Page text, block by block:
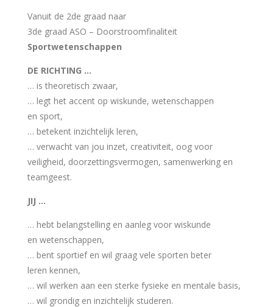
Vanuit de 2de graad naar
3de graad ASO – Doorstroomfinaliteit
Sportwetenschappen
DE RICHTING …
… is theoretisch zwaar,
… legt het accent op wiskunde, wetenschappen
en sport,
… betekent inzichtelijk leren,
… verwacht van jou inzet, creativiteit, oog voor
veiligheid, doorzettingsvermogen, samenwerking en
teamgeest.
JIJ …
… hebt belangstelling en aanleg voor wiskunde
en wetenschappen,
… bent sportief en wil graag vele sporten beter
leren kennen,
… wil werken aan een sterke fysieke en mentale basis,
… wil grondig en inzichtelijk studeren.